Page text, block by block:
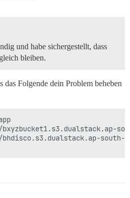
und habe sichergestellt, dass
bleiben.
das Folgende dein Problem beheben